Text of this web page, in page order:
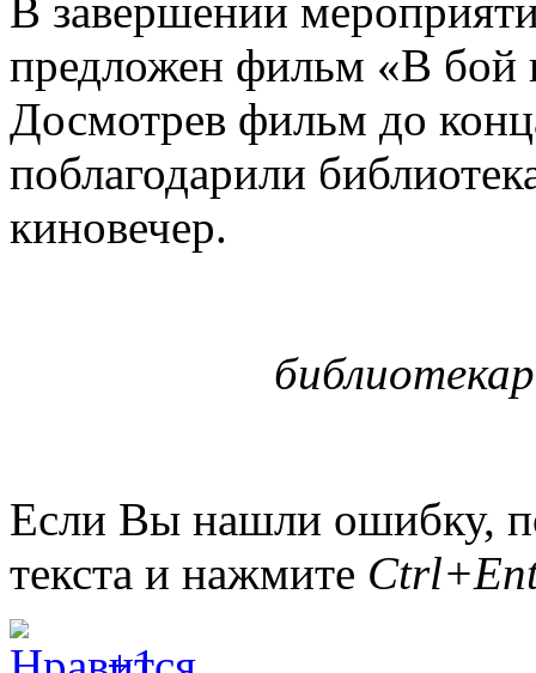
В завершении
предложен фильм «В бой
Досмотрев фильм до
поблагодарили
киновечер.
Если Вы нашли ошибку,
текста и нажмите